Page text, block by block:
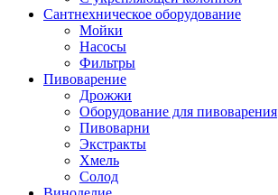
Сантнехническое оборудование
Мойки
Насосы
Фильтры
Пивоварение
Дрожжи
Оборудование для пивоварения
Пивоварни
Экстракты
Хмель
Солод